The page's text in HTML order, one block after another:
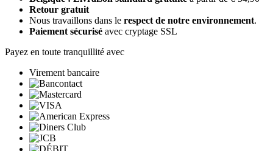
Retour gratuit
Nous travaillons dans le respect de notre environnement.
Paiement sécurisé avec cryptage SSL
Payez en toute tranquillité avec
Virement bancaire